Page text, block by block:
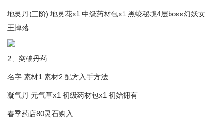
地灵丹(三阶) 地灵花x1 中级药材包x1 黑蛟秘境4层boss幻妖女
王掉落
2、突破丹药
名字 素材1 素材2 配方入手方法
凝气丹 元气草x1 初级药材包x1 初始拥有
春季药店80灵石购入